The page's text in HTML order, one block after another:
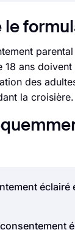
18 ans
des
la croisière.
éclairé
est le